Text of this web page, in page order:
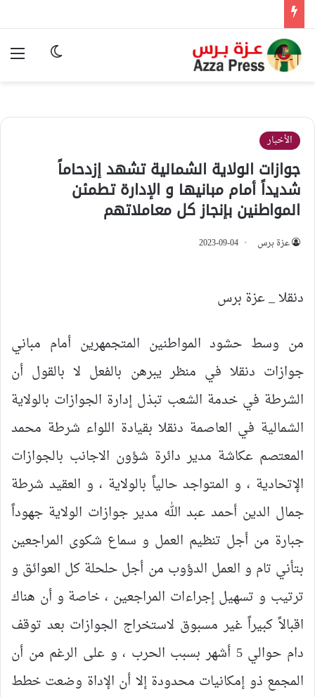
الوضع
الأخبار
جوازات الولاية الشمالية تشهد إزدحاماً
شديداً أمام مبانيها و الإدارة تطمئن
المواطنين بإنجاز كل معاملاتهم
عزة برس 2023-09-04
دنقلا _ عزة برس
من وسط حشود المواطنين المتجمهرين أمام مباني
جوازات دنقلا في منظر يبرهن بالفعل لا بالقول أن
الشرطة في خدمة الشعب تبذل إدارة الجوازات بالولاية
الشمالية في العاصمة دنقلا بقيادة اللواء شرطة محمد
المعتصم عكاشة مدير دائرة شؤون الاجانب بالجوازات
الإتحادية ، و المتواجد حالياً بالولاية ، و العقيد شرطة
جمال الدين أحمد عبد الله مدير جوازات الولاية جهوداً
جبارة من أجل تنظيم العمل و سماع شكوى المراجعين
بتأني تام و العمل الدؤوب من أجل حلحلة كل العوائق و
ترتيب و تسهيل إجراءات المراجعين ، خاصة و أن هناك
اقبالاً كبيراً غير مسبوق لاستخراج الجوازات بعد توقف
دام حوالي 5 أشهر بسبب الحرب ، و على الرغم من أن
المجمع ذو إمكانيات محدودة إلا أن الإداة وضعت خطط